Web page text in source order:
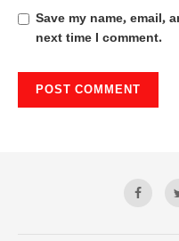
Save my name, email,
next time I comment.